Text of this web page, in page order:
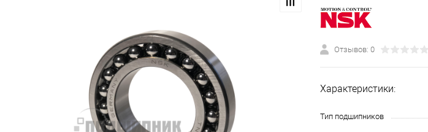
Отзывов: 0
Характеристики:
Тип подшипников